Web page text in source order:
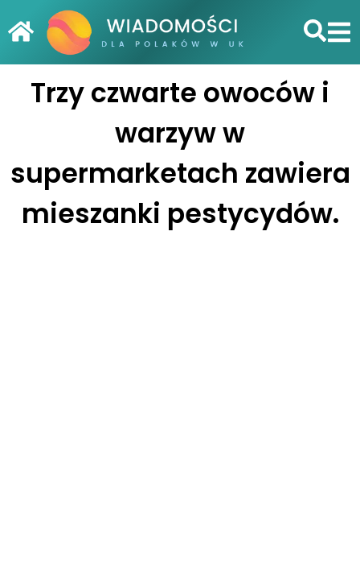
Trzy czwarte owoców i
warzyw w
supermarketach zawiera
mieszanki pestycydów.